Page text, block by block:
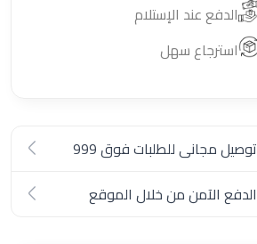
الدفع عند الإستلام
استرجاع سهل
توصيل مجانى للطلبات فوق 999
الدفع الآمن من خلال الموقع